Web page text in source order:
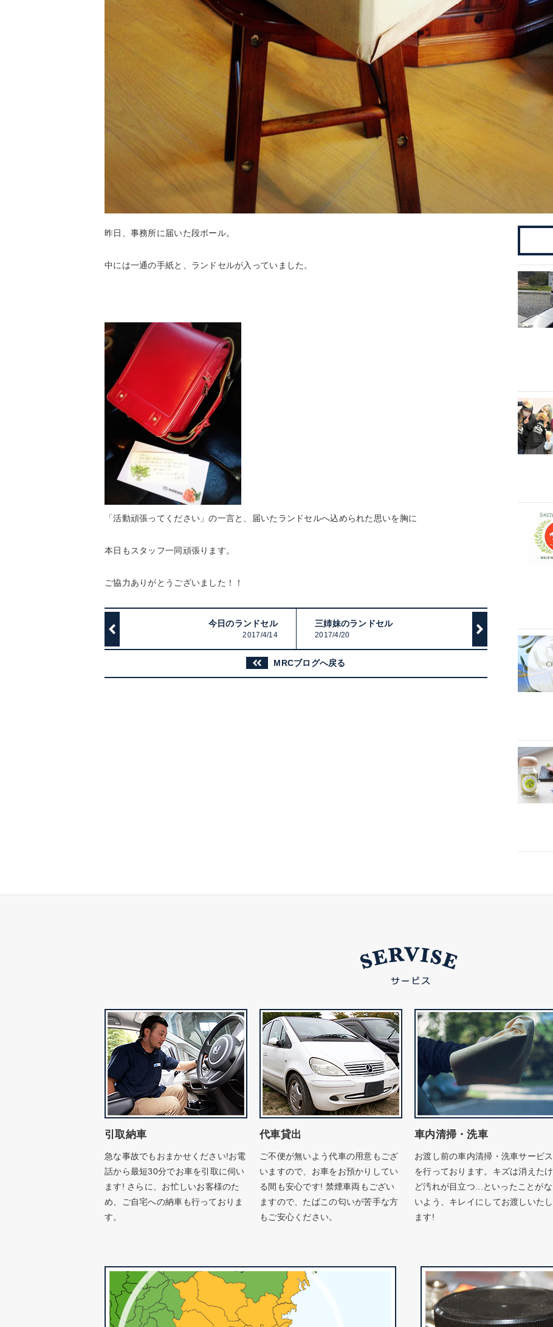
昨日、事務所に届いた段ボール。
中には一通の手紙と、ランドセルが入っていました。
「活動頑張ってください」の一言と、届いたランドセルへ込められた思いを胸に
本日もスタッフ一同頑張ります。
ご協力ありがとうございました！！
今日のランドセル
2017/4/14
三姉妹のランドセル
2017/4/20
MRCブログへ戻る
引取納車
急な事故でもおまかせください!お電
話から最短30分でお車を引取に伺い
ます! さらに、お忙しいお客様のた
め、ご自宅への納車も行っておりま
す。
代車貸出
ご不便が無いよう代車の用意もござ
いますので、お車をお預かりしてい
る間も安心です! 禁煙車両もござい
ますので、たばこの匂いが苦手な方
もご安心ください。
車内清掃・洗車
お渡し前の車内清掃・洗車サービス
を行っております。キズは消えたけ
ど汚れが目立つ...といったことがな
いよう、キレイにしてお渡しいたし
ます!